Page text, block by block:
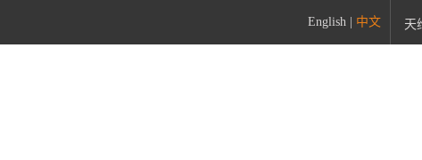
English 中文 天